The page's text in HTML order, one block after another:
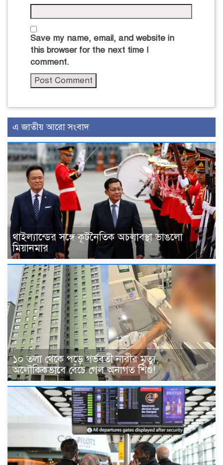
Save my name, email, and website in
this browser for the next time I
comment.
এ জাতীয় আরো সংবাদ
থাইল্যান্ডের সঙ্গে কূটনৈতিক অচলাবস্থা ভাঙলো
মিয়ানমার
১০ তলা থেকে পড়ে গর্ভবতী নারীর মৃত্যু,
অলৌকিকভাবে বেঁচে গেল অনাগত শিশু!